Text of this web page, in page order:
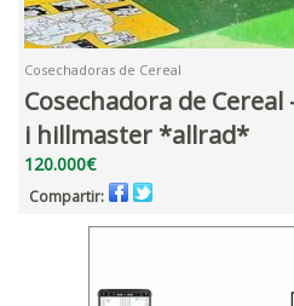
Cosechadoras de Cereal
Cosechadora de Cereal
i hillmaster *allrad*
120.000€
Compartir: